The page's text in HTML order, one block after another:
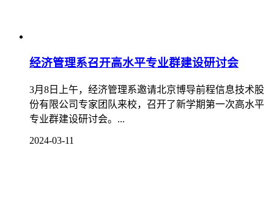
经济管理系召开高水平专业群建设研讨会
3月8日上午，经济管理系邀请北京博导前程信息技术股
份有限公司专家团队来校，召开了新学期第一次高水平
专业群建设研讨会。...
2024-03-11